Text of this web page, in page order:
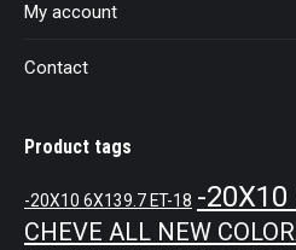
My account
Contact
Product tags
-20X10 6X139.7 ET-18 -20X10
CHEVE ALL NEW